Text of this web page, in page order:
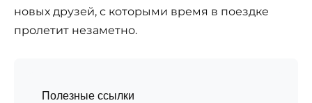
новых друзей, с которыми время в поездке
пролетит незаметно.
Полезные ссылки